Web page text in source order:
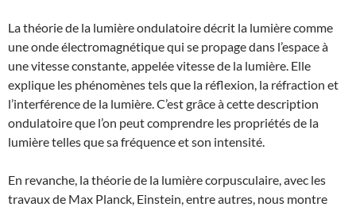
La théorie de la lumière ondulatoire décrit la lumière comme
une onde électromagnétique qui se propage dans l’espace à
une vitesse constante, appelée vitesse de la lumière. Elle
explique les phénomènes tels que la réflexion, la réfraction et
l’interférence de la lumière. C’est grâce à cette description
ondulatoire que l’on peut comprendre les propriétés de la
lumière telles que sa fréquence et son intensité.
En revanche, la théorie de la lumière corpusculaire, avec les
travaux de Max Planck, Einstein, entre autres, nous montre